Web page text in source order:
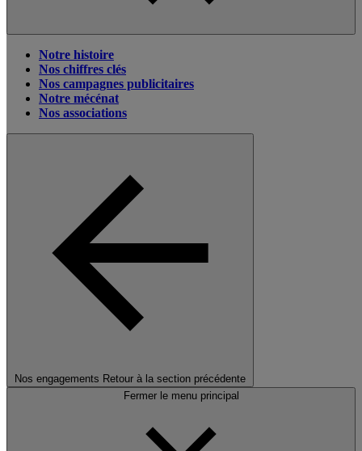
Notre histoire
Nos chiffres clés
Nos campagnes publicitaires
Notre mécénat
Nos associations
Nos engagements Retour à la section précédente
Fermer le menu principal